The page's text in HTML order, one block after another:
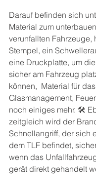
Darauf befinden sich
Material zum
verunfallten Fahrzeuge,
Stempel, ein
eine Druckplatte, um
sicher am Fahrzeug
können,  Material für
Glasmanagement,
noch einiges mehr. 🛠
zeitgleich wird der
Schnellangriff, der sich
dem TLF befindet,
wenn das
gerät direkt gehandelt